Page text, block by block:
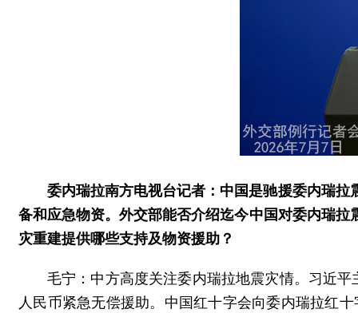
委内瑞拉南方电视台记者：中国是驰援委内瑞
备和应急物资。外交部能否介绍迄今中国对委内瑞
灾重建提供哪些支持及物资援助？
毛宁：中方高度关注委内瑞拉地震灾情。习近
人民币紧急无偿援助。中国红十字会向委内瑞拉红